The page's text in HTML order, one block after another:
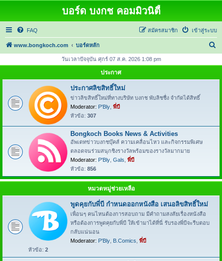
บอร์ด บงกช คอมมิวนิตี้
FAQ เข้าสู่ระบบ
สมัครสมาชิก
www.bongkoch.com บอร์ดหลัก
า
วันเวลาปัจจุบัน ศุกร์ 07 ส.ค. 2026 1:08 pm
ประกาศ
ประกาศลิขสิทธิ์ใหม่
ข่าวลิขสิทธิ์ใหม่ที่ทางบริษัท บงกช พับลิชชื่ง จำกัดได้สิทธิ์
Moderator: P'Bly พี่บี
หัวข้อ: 307
Bongkoch Books News & Activities
อัพเดทข่าวบงกชบุ๊คส์ ความเคลื่อนไหว และกิจกรรมพิเศษ
ตลอดจนร่วมสนุกชิงรางวัลพร้อมของรางวัลมากมาย
Moderator: P'Bly Gals พี่บี
หัวข้อ: 856
หมวดหมู่ช่วยเหลือ
พูดคุยกับพี่บี กำหนดออกหนังสือ เสนอลิขสิทธิ์ใหม่
เพื่อนๆ คนไหนต้องการสอบถาม มีคำถามสงสัยเรื่องหนังสือ
หรือต้องการพูดคุยกับพี่บี ให้เข้ามาได้ที่นี่ รับรองพี่บีจะรีบตอบ
กลับแน่นอน
Moderator: P'Bly B.Comics พี่บี
หัวข้อ: 2